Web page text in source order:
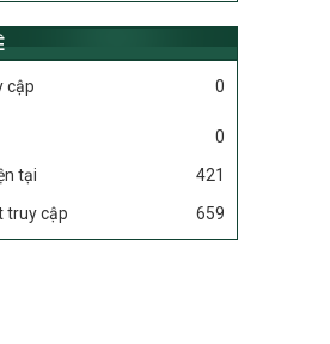
tắc, tiêu chí, định mức
sách trung ương thực hiện
mục tiêu quốc gia xây dựng
tế – xã hội vùng đồng bào
trên địa bàn tỉnh Nghệ An
22-CT/TU
thực hiện Chương trình mục
cập 0
0
tại
421
truy cập
659